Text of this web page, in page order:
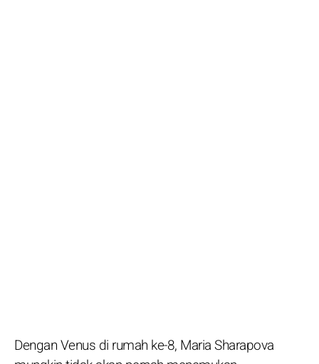
Dengan Venus di rumah ke-8, Maria Sharapova